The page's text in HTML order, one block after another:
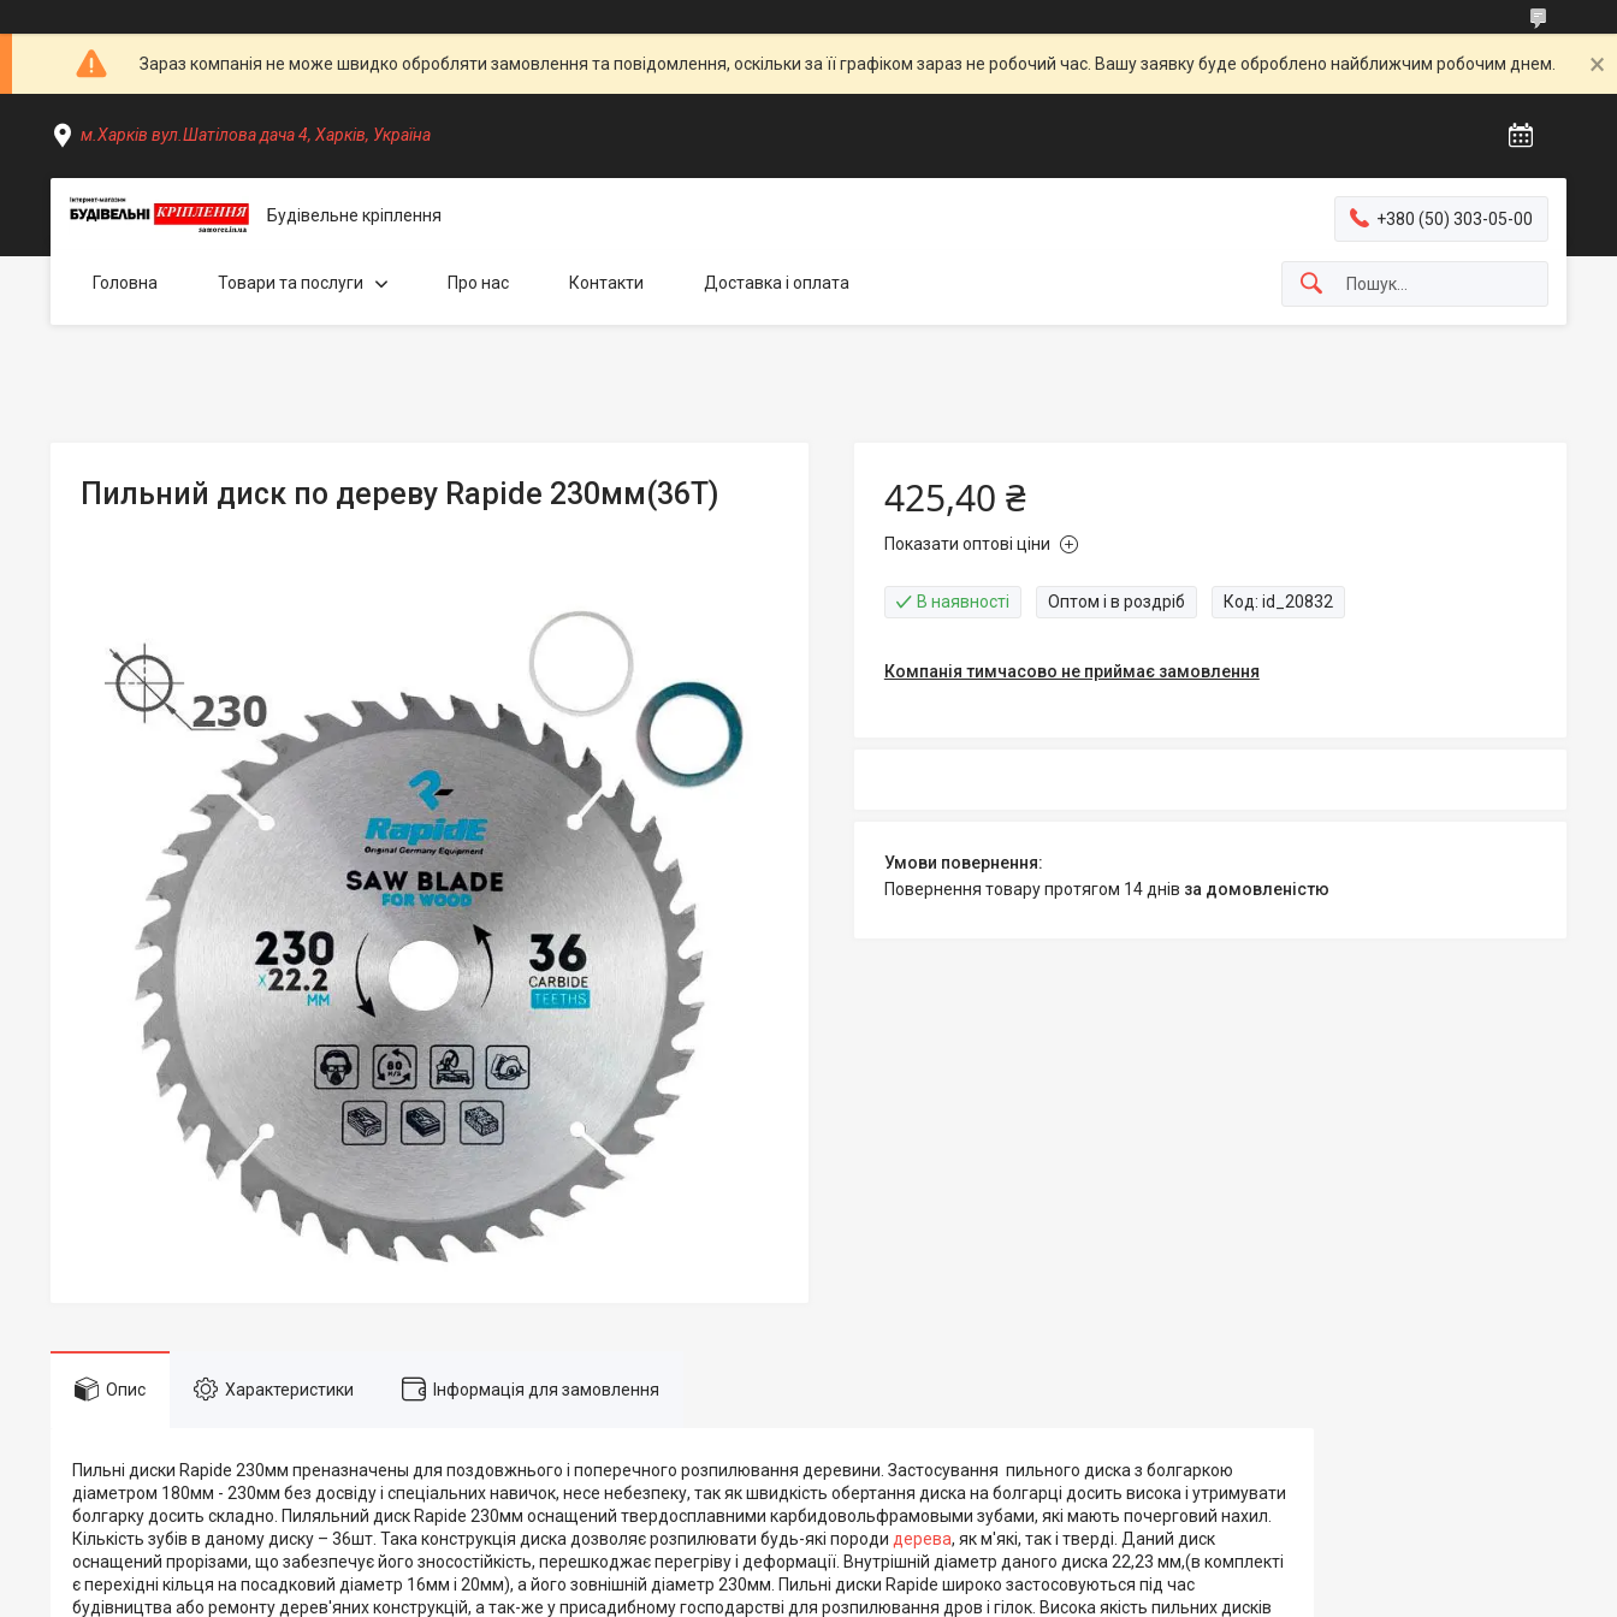
Зараз компанія не може швидко обробляти замовлення та повідомлення, оскільки за її графіком зараз не робочий час. Вашу заявку буде оброблено найближчим робочим днем.
м.Харків вул.Шатілова дача 4, Харків, Україна
Будівельне кріплення +380 (50) 303-05-00
Головна Товари та послуги Про нас Контакти Доставка і оплата
Пильний диск по дереву Rapide 230мм(36Т) 425,40 ₴
Показати оптові ціни
В наявності Оптом і в роздріб Код: id_20832
Компанія тимчасово не приймає замовлення
повернення товару протягом 14 днів за домовленістю
Опис Характеристики Інформація для замовлення
Пильні диски Rapide 230мм преназначены для поздовжнього і поперечного розпилювання деревини. Застосування пильного диска з болгаркою
діаметром 180мм - 230мм без досвіду і спеціальних навичок, несе небезпеку, так як швидкість обертання диска на болгарці досить висока і утримувати
болгарку досить складно. Пиляльний диск Rapide 230мм оснащений твердосплавними карбидовольфрамовыми зубами, які мають почерговий нахил.
Кількість зубів в даному диску – 36шт. Така конструкція диска дозволяє розпилювати будь-які породи дерева, як м'які, так і тверді. Даний диск
оснащений прорізами, що забезпечує його зносостійкість, перешкоджає перегріву і деформації. Внутрішній діаметр даного диска 22,23 мм,(в комплекті
є перехідні кільця на посадковий діаметр 16мм і 20мм), а його зовнішній діаметр 230мм. Пильні диски Rapide широко застосовуються під час
будівництва або ремонту дерев'яних конструкцій, а так-же у присадибному господарстві для розпилювання дров і гілок. Висока якість пильних дисків